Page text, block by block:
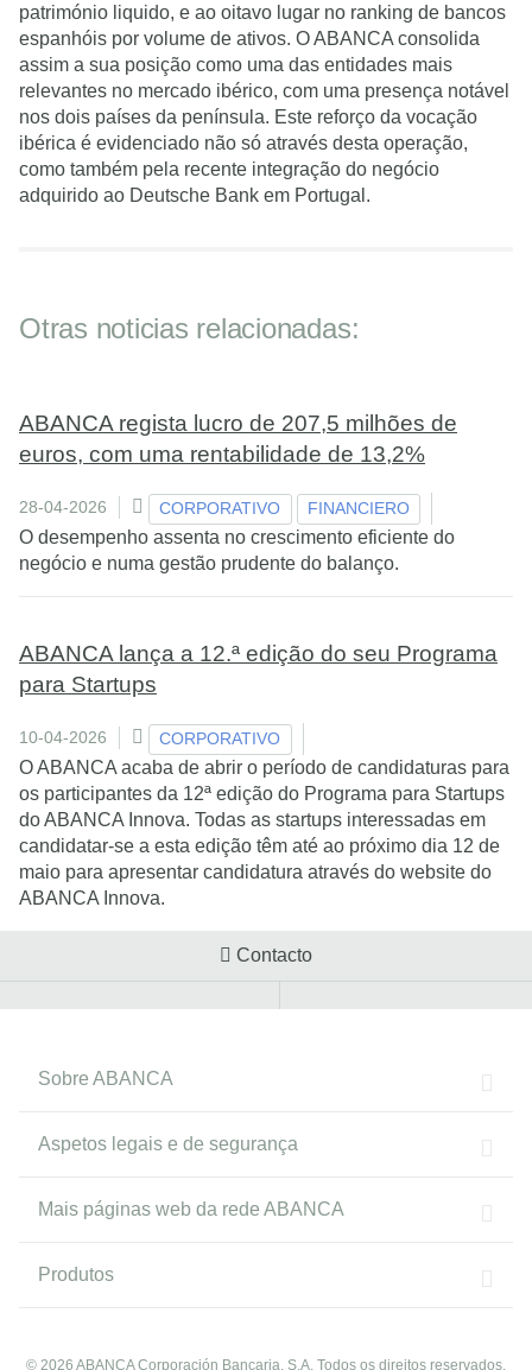
património liquido, e ao oitavo lugar no ranking de bancos
espanhóis por volume de ativos. O ABANCA consolida
assim a sua posição como uma das entidades mais
relevantes no mercado ibérico, com uma presença notável
nos dois países da península. Este reforço da vocação
ibérica é evidenciado não só através desta operação,
como também pela recente integração do negócio
adquirido ao Deutsche Bank em Portugal.
Otras noticias relacionadas:
ABANCA regista lucro de 207,5 milhões de
euros, com uma rentabilidade de 13,2%
28-04-2026 CORPORATIVO FINANCIERO
O desempenho assenta no crescimento eficiente do
negócio e numa gestão prudente do balanço.
ABANCA lança a 12.ª edição do seu Programa
para Startups
10-04-2026 CORPORATIVO
O ABANCA acaba de abrir o período de candidaturas para
os participantes da 12ª edição do Programa para Startups
do ABANCA Innova. Todas as startups interessadas em
candidatar-se a esta edição têm até ao próximo dia 12 de
maio para apresentar candidatura através do website do
ABANCA Innova.
Contacto
Sobre ABANCA
Aspetos legais e de segurança
Mais páginas web da rede ABANCA
Produtos
© 2026 ABANCA Corporación Bancaria, S.A. Todos os direitos reservados.